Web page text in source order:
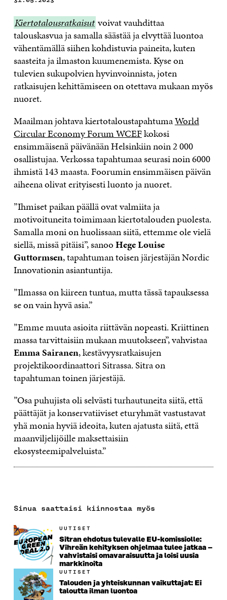
Kiertotalousratkaisut
Kiertotalousratkaisut voivat vauhdittaa
talouskasvua ja samalla säästää ja elvyttää luontoa
vähentämällä siihen kohdistuvia paineita, kuten
saasteita ja ilmaston kuumenemista. Kyse on
tulevien sukupolvien hyvinvoinnista, joten
ratkaisujen kehittämiseen on otettava mukaan myös
nuoret.
Maailman johtava kiertotaloustapahtumaWorld
Circular Economy Forum WCEFkokosi
ensimmäisenä päivänään Helsinkiin noin 2 000
osallistujaa. Verkossa tapahtumaa seurasi noin 6000
ihmistä 143 maasta. Foorumin ensimmäisen päivän
aiheena olivat erityisesti luonto ja nuoret.
”Ihmiset paikan päällä ovat valmiita ja
motivoituneita toimimaan kiertotalouden puolesta.
Samalla moni on huolissaan siitä, ettemme ole vielä
siellä, missä pitäisi”, sanooHege Louise
Guttormsen, tapahtuman toisen järjestäjän Nordic
Innovationin asiantuntija.
”Ilmassa on kiireen tuntua, mutta tässä tapauksessa
se on vain hyvä asia.”
”Emme muuta asioita riittävän nopeasti. Kriittinen
massa tarvittaisiin mukaan muutokseen”, vahvistaa
Emma Sairanen, kestävyysratkaisujen
projektikoordinaattori Sitrassa. Sitra on
tapahtuman toinen järjestäjä.
”Osa puhujista oli selvästi turhautuneita siitä, että
päättäjät ja konservatiiviset eturyhmät vastustavat
yhä monia hyviä ideoita, kuten ajatusta siitä, että
maanviljelijöille maksettaisiin
ekosysteemipalveluista.”
Sinua saattaisi kiinnostaa myös
UUTISET
​​Sitran ehdotus tulevalle EU-komissiolle:
Vihreän kehityksen ohjelmaa tulee jatkaa –
vahvistaisi omavaraisuutta ja loisi uusia
markkinoita​
UUTISET
Talouden ja yhteiskunnan vaikuttajat: Ei
taloutta ilman luontoa